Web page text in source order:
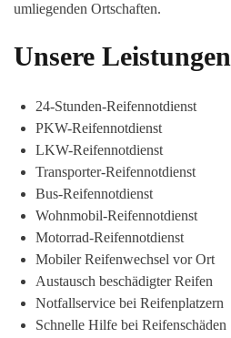
umliegenden Ortschaften.
Unsere Leistungen
24-Stunden-Reifennotdienst
PKW-Reifennotdienst
LKW-Reifennotdienst
Transporter-Reifennotdienst
Bus-Reifennotdienst
Wohnmobil-Reifennotdienst
Motorrad-Reifennotdienst
Mobiler Reifenwechsel vor Ort
Austausch beschädigter Reifen
Notfallservice bei Reifenplatzern
Schnelle Hilfe bei Reifenschäden